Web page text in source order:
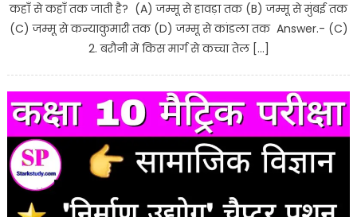
कहाँ से कहाँ तक जाती है? (A) जम्मू से हावड़ा तक (B) जम्मू से मुंबई तक
(C) जम्मू से कन्याकुमारी तक (D) जम्मू से कांडला तक Answer.- (C)
2. बरौनी में किस मार्ग से कच्चा तेल […]